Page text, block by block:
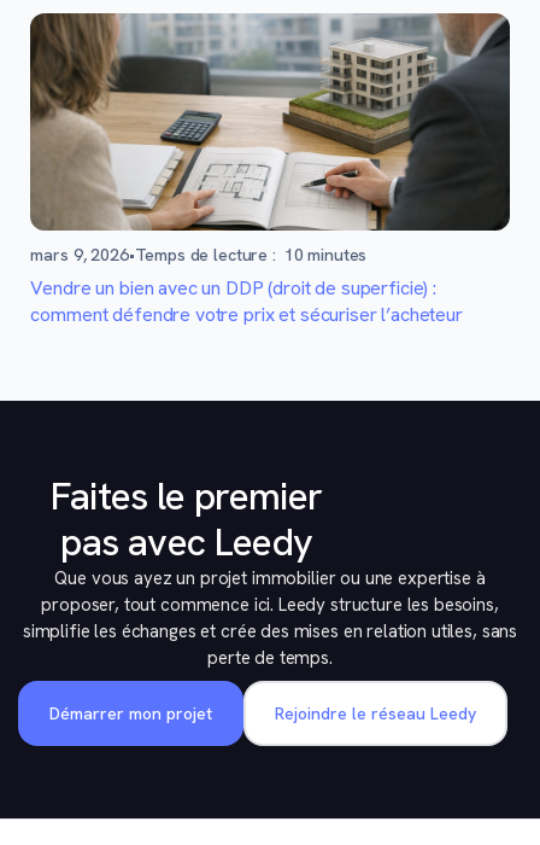
mars 9, 2026•Temps de lecture : 10 minutes
Vendre un bien avec un DDP (droit de superficie) :
comment défendre votre prix et sécuriser l’acheteur
Faites le premier
pas avec Leedy
Que vous ayez un projet immobilier ou une expertise à
proposer, tout commence ici. Leedy structure les besoins,
simplifie les échanges et crée des mises en relation utiles, sans
perte de temps.
Démarrer mon projet Rejoindre le réseau Leedy